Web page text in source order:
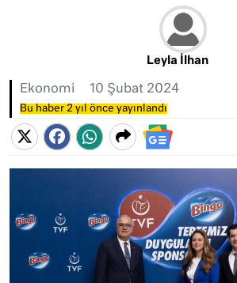
Leyla İlhan
Ekonomi 10 Şubat 2024
Bu haber 2 yıl önce yayınlandı